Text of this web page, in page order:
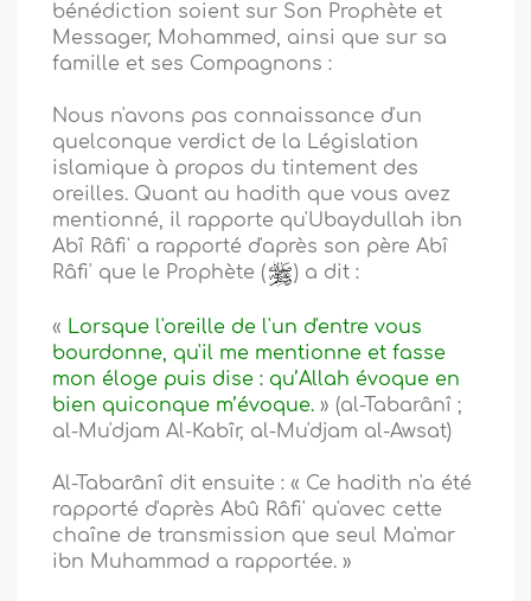
bénédiction soient sur Son Prophète et
Messager, Mohammed, ainsi que sur sa
famille et ses Compagnons :
Nous n'avons pas connaissance d'un
quelconque verdict de la Législation
islamique à propos du tintement des
oreilles. Quant au hadith que vous avez
mentionné, il rapporte qu'Ubaydullah ibn
Abî Râfi' a rapporté d'après son père Abî
Râfi' que le Prophète (
) a dit :
« Lorsque l'oreille de l'un d'entre vous
bourdonne, qu'il me mentionne et fasse
mon éloge puis dise : qu’Allah évoque en
bien quiconque m’évoque. » (al-Tabarânî ;
al-Mu'djam Al-Kabîr, al-Mu'djam al-Awsat)
Al-Tabarânî dit ensuite : « Ce hadith n'a été
rapporté d'après Abû Râfi' qu'avec cette
chaîne de transmission que seul Ma'mar
ibn Muhammad a rapportée. »